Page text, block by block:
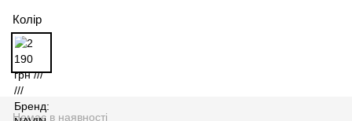
Колір
Немає в наявності